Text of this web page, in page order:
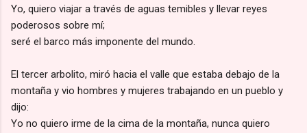
Yo, quiero viajar a través de aguas temibles y llevar reyes
poderosos sobre mí;
seré el barco más imponente del mundo.
El tercer arbolito, miró hacia el valle que estaba debajo de la
montaña y vio hombres y mujeres trabajando en un pueblo y
dijo:
Yo no quiero irme de la cima de la montaña, nunca quiero